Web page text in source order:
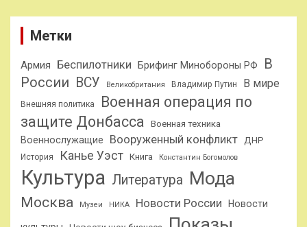
Метки
Армия Беспилотники Брифинг Минобороны РФ
В
России ВСУ Великобритания Владимир Путин В мире
Внешняя политика
Военная операция по
защите Донбасса
Военная техника
Военнослужащие Вооруженный конфликт ДНР
История Канье Уэст Книга Константин Богомолов
Культура Литература Мода
Москва Музеи НИКА Новости России Новости